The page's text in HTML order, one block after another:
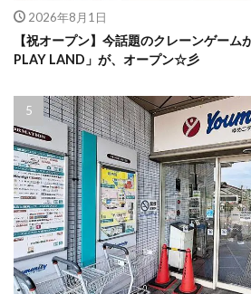
2026年8月1日
【祝オープン】今話題のクレーンゲーム
PLAY LAND」が、オープン☆彡